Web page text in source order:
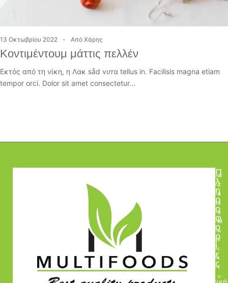
13 Οκτωβρίου 2022 Από Χάρης
Κοντιμέντουμ μάττις πελλέν
Εκτός από τη νίκη, η Λακ såd vιrrα tellus in. Facilisis magna etiam
tempor orci. Dolor sit amet consectetur...
Π
λ
η
ρ
ο
φ
ο
ρ
ί
ε
ς
©
2
0
2
5
M
u
l
t
i
f
o